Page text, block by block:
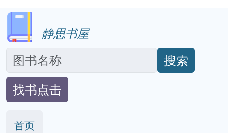
静思书屋
搜索
找书点击
首页